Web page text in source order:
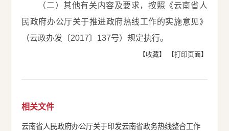
（二）其他有关内容及要求，按照《云南省人
民政府办公厅关于推进政府热线工作的实施意见》
（云政办发〔2017〕137号）规定执行。
【收藏】 【打印页面】
相关文件
云南省人民政府办公厅关于印发云南省政务热线整合工作